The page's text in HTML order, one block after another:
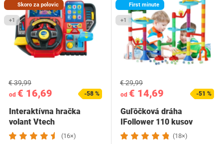
Skoro za polovic
+1
od € 16,69
€ 39,99
-58 %
Interaktívna hračka
volant Vtech
(16×)
First minute
+1
od € 14,69
€ 29,99
-51 %
Guľôčková dráha
IFollower 110 kusov
(18×)